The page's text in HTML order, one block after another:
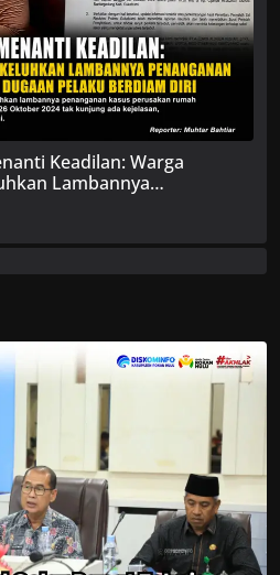
Keadilan: Warga
Lambannya
Rumah, Dugaan